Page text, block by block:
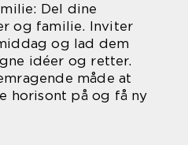
Del dine
og familie. Inviter
og lad dem
idéer og retter.
måde at
horisont på og få ny